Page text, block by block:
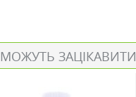
МОЖУТЬ ЗАЦІКАВИТИ